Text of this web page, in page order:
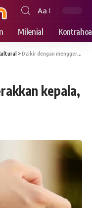
Font
Resizer
Aa
Milenial
>Dzikir dengan menggerakkan kepala, bid’ah?!
kepala,